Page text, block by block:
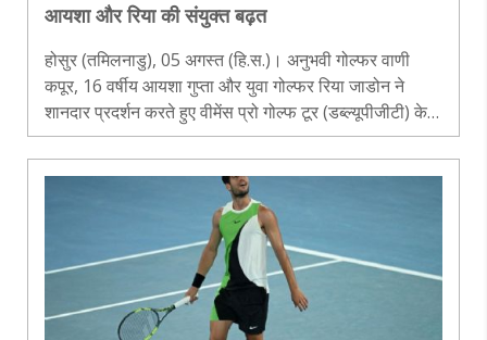
आयशा और रिया की संयुक्त बढ़त
होसुर (तमिलनाडु), 05 अगस्त (हि.स.)। अनुभवी गोल्फर वाणी
कपूर, 16 वर्षीय आयशा गुप्ता और युवा गोल्फर रिया जाडोन ने
शानदार प्रदर्शन करते हुए वीमेंस प्रो गोल्फ टूर (डब्ल्यूपीजीटी) के
11वें चरण के पहले दौर के बाद संयुक्त बढ़त हासिल कर ली। तीनों
खिलाड़ि..